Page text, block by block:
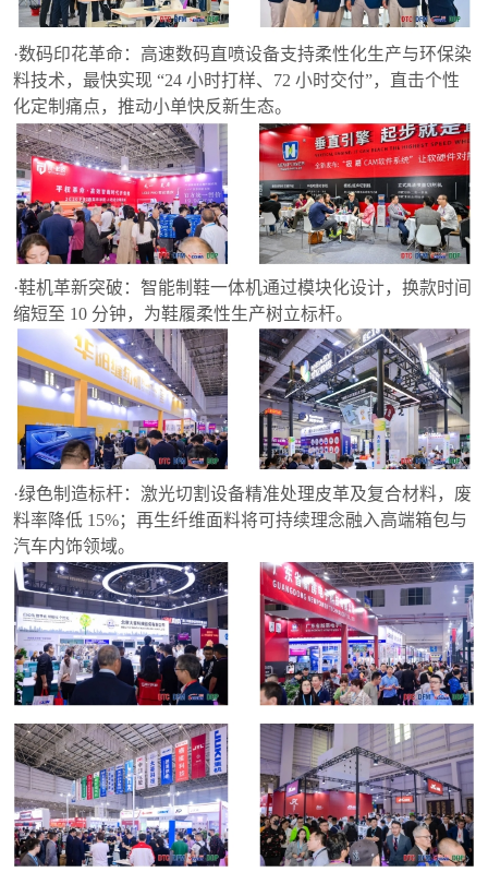
·数码印花革命：高速数码直喷设备支持柔性化生产与环保染
料技术，最快实现 “24 小时打样、72 小时交付”，直击个性
化定制痛点，推动小单快反新生态。
·鞋机革新突破：智能制鞋一体机通过模块化设计，换款时间
缩短至 10 分钟，为鞋履柔性生产树立标杆。
·绿色制造标杆：激光切割设备精准处理皮革及复合材料，废
料率降低 15%；再生纤维面料将可持续理念融入高端箱包与
汽车内饰领域。